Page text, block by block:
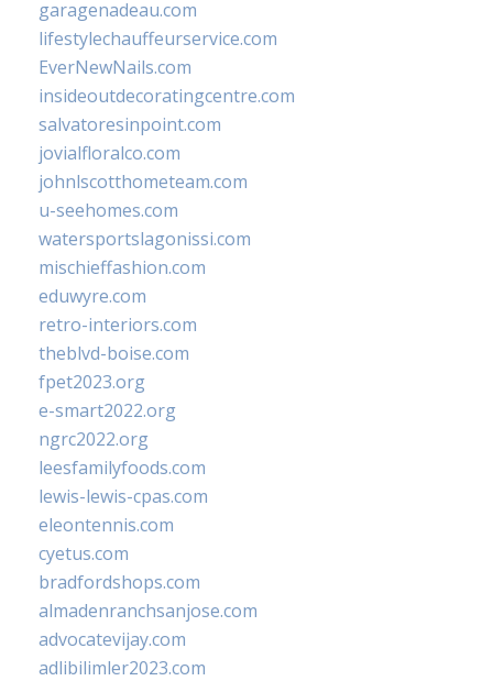
garagenadeau.com
lifestylechauffeurservice.com
EverNewNails.com
insideoutdecoratingcentre.com
salvatoresinpoint.com
jovialfloralco.com
johnlscotthometeam.com
u-seehomes.com
watersportslagonissi.com
mischieffashion.com
eduwyre.com
retro-interiors.com
theblvd-boise.com
fpet2023.org
e-smart2022.org
ngrc2022.org
leesfamilyfoods.com
lewis-lewis-cpas.com
eleontennis.com
cyetus.com
bradfordshops.com
almadenranchsanjose.com
advocatevijay.com
adlibilimler2023.com